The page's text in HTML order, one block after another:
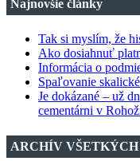
Najnovšie články
Tak si myslím, že
Ako dosiahnuť
Informácia o
Spaľovanie
Je dokázané – už
cementárni v
ARCHÍV